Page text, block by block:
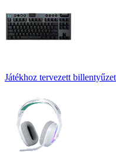
Játékhoz tervezett